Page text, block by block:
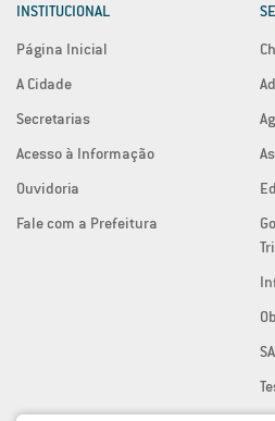
INSTITUCIONAL
Página Inicial
A Cidade
Secretarias
Acesso à Informação
Ouvidoria
Fale com a Prefeitura